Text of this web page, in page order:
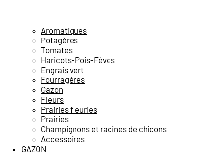
Aromatiques
Potagères
Tomates
Haricots-Pois-Fèves
Engrais vert
Fourragères
Gazon
Fleurs
Prairies fleuries
Prairies
Champignons et racines de chicons
Accessoires
GAZON